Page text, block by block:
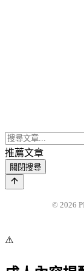
推薦文章
關閉搜尋
© 2026
⚠️